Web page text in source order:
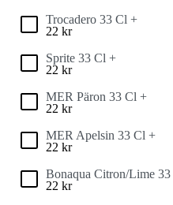
Trocadero 33 Cl +
22 kr
Sprite 33 Cl +
22 kr
MER Päron 33 Cl +
22 kr
MER Apelsin 33 Cl +
22 kr
Bonaqua Citron/Lime
22 kr